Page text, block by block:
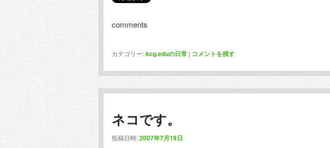
comments
カテゴリー:kcg.eduの日常 | コメントを残す
ネコです。
投稿日時:2007年7月19日